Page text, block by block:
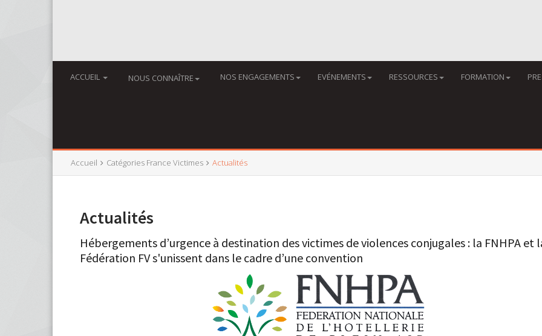
ACCUEIL NOUS CONNAÎTRE NOS ENGAGEMENTS EVÉNEMENTS RESSOURCES FORMATION
Accueil Catégories France Victimes Actualités
Actualités
Hébergements d’urgence à destination des victimes de violences conjugales : la FNHPA et
Fédération FV s'unissent dans le cadre d’une convention